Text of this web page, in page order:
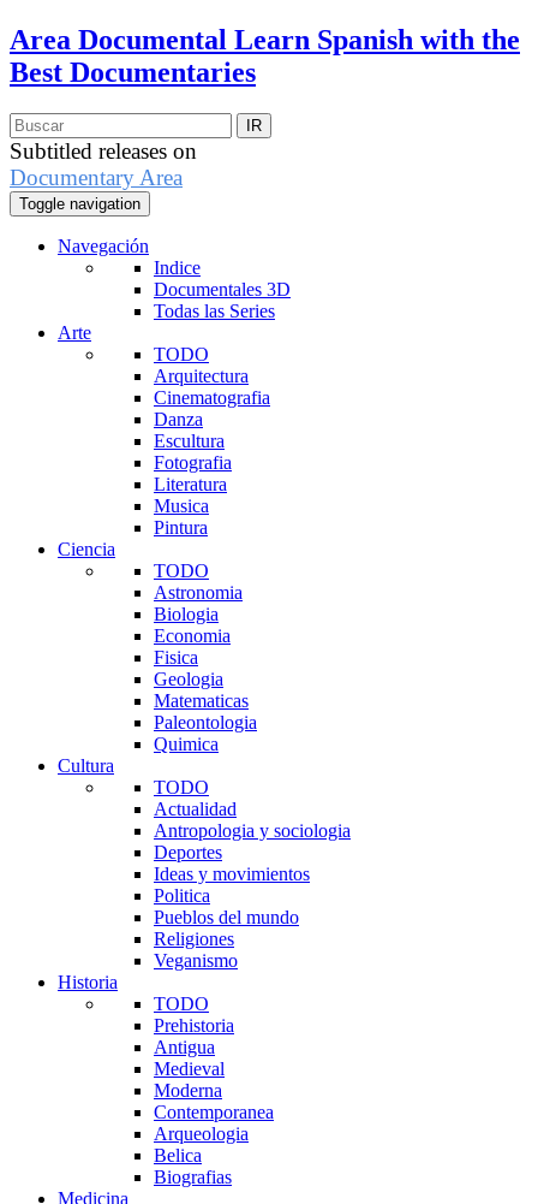
Area Documental Learn Spanish with the
Best Documentaries
Subtitled releases on
Documentary Area
Toggle navigation
Navegación
Indice
Documentales 3D
Todas las Series
Arte
TODO
Arquitectura
Cinematografia
Danza
Escultura
Fotografia
Literatura
Musica
Pintura
Ciencia
TODO
Astronomia
Biologia
Economia
Fisica
Geologia
Matematicas
Paleontologia
Quimica
Cultura
TODO
Actualidad
Antropologia y sociologia
Deportes
Ideas y movimientos
Politica
Pueblos del mundo
Religiones
Veganismo
Historia
TODO
Prehistoria
Antigua
Medieval
Moderna
Contemporanea
Arqueologia
Belica
Biografias
Medicina